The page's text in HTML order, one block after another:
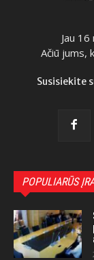
Jau
Ačiū jums,
Susisiekite
POPULIARŪS